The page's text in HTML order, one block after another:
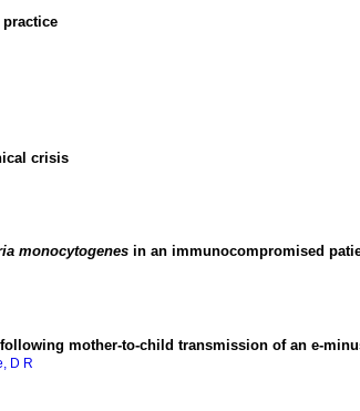
crisis
monocytogenes in an immunocompromised
mother-to-child transmission of an e-
D R